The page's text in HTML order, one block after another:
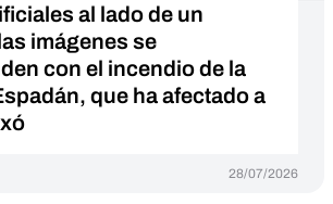
al lado de un
imágenes se
con el incendio de la
que ha afectado a
28/07/2026